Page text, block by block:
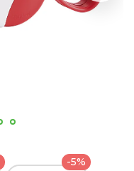
-5%